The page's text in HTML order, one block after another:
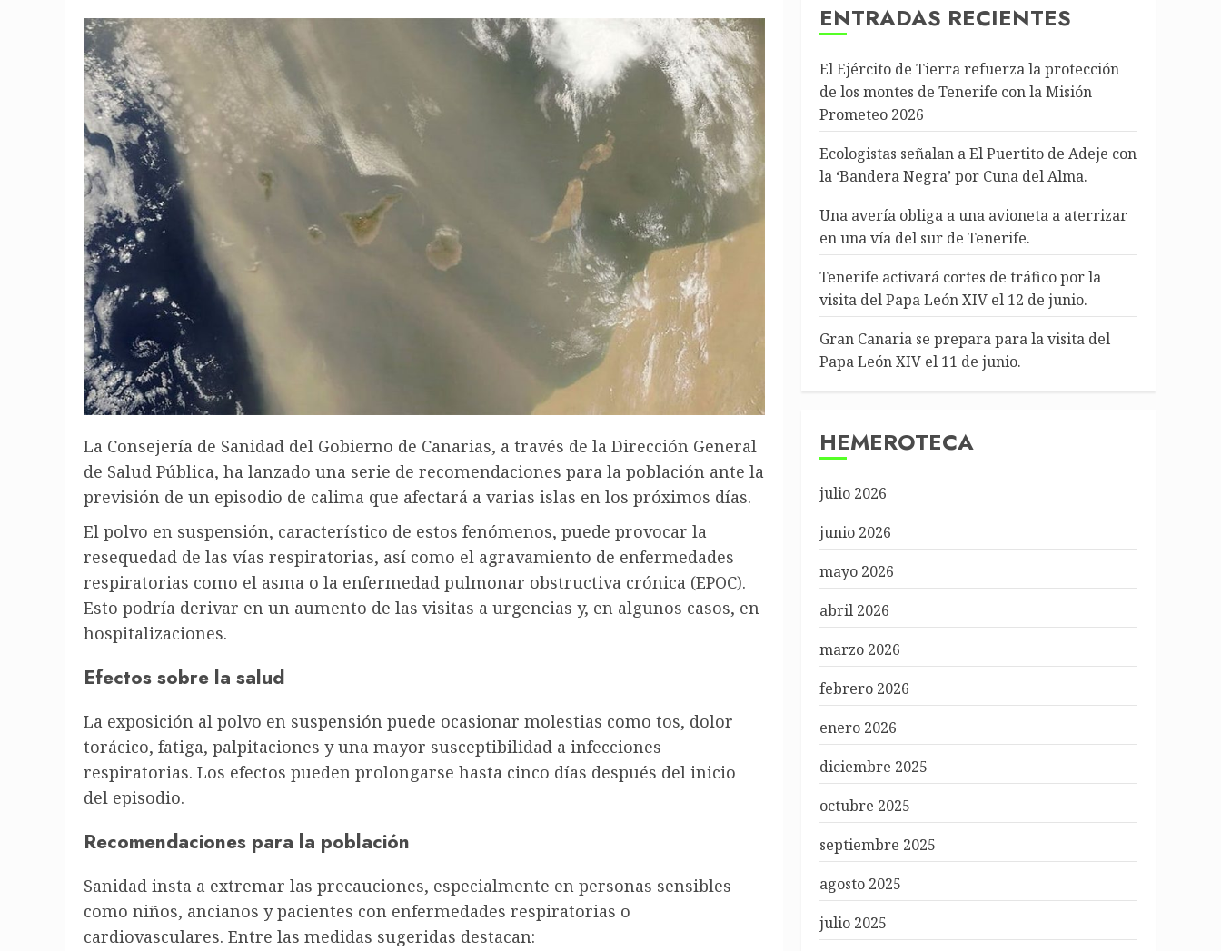
La Consejería de Sanidad del Gobierno de Canarias, a través de la Dirección General
de Salud Pública, ha lanzado una serie de recomendaciones para la población ante la
previsión de un episodio de calima que afectará a varias islas en los próximos días.
El polvo en suspensión, característico de estos fenómenos, puede provocar la
resequedad de las vías respiratorias, así como el agravamiento de enfermedades
respiratorias como el asma o la enfermedad pulmonar obstructiva crónica (EPOC).
Esto podría derivar en un aumento de las visitas a urgencias y, en algunos casos, en
hospitalizaciones.
Efectos sobre la salud
La exposición al polvo en suspensión puede ocasionar molestias como tos, dolor
torácico, fatiga, palpitaciones y una mayor susceptibilidad a infecciones
respiratorias. Los efectos pueden prolongarse hasta cinco días después del inicio
del episodio.
Recomendaciones para la población
Sanidad insta a extremar las precauciones, especialmente en personas sensibles
como niños, ancianos y pacientes con enfermedades respiratorias o
cardiovasculares. Entre las medidas sugeridas destacan:
ENTRADAS RECIENTES
El Ejército de Tierra refuerza la protección
de los montes de Tenerife con la Misión
Prometeo 2026
Ecologistas señalan a El Puertito de Adeje con
la ‘Bandera Negra’ por Cuna del Alma.
Una avería obliga a una avioneta a aterrizar
en una vía del sur de Tenerife.
Tenerife activará cortes de tráfico por la
visita del Papa León XIV el 12 de junio.
Gran Canaria se prepara para la visita del
Papa León XIV el 11 de junio.
HEMEROTECA
julio 2026
junio 2026
mayo 2026
abril 2026
marzo 2026
febrero 2026
enero 2026
diciembre 2025
octubre 2025
septiembre 2025
agosto 2025
julio 2025